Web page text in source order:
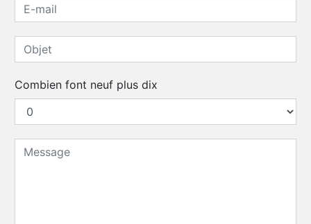
Combien font neuf plus dix